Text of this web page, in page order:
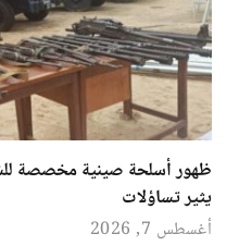
ظهور أسلحة صينية مخصصة
يثير تساؤلات
أغسطس 7, 2026